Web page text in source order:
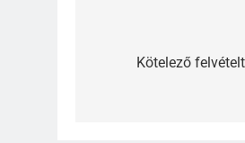
navigáció
Kötelező